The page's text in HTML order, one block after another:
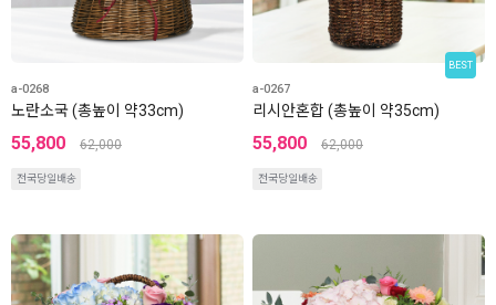
a-0268
노란소국 (총높이 약33cm)
55,800 62,000
전국당일배송
BEST
a-0267
리시안혼합 (총높이 약35cm)
55,800 62,000
전국당일배송